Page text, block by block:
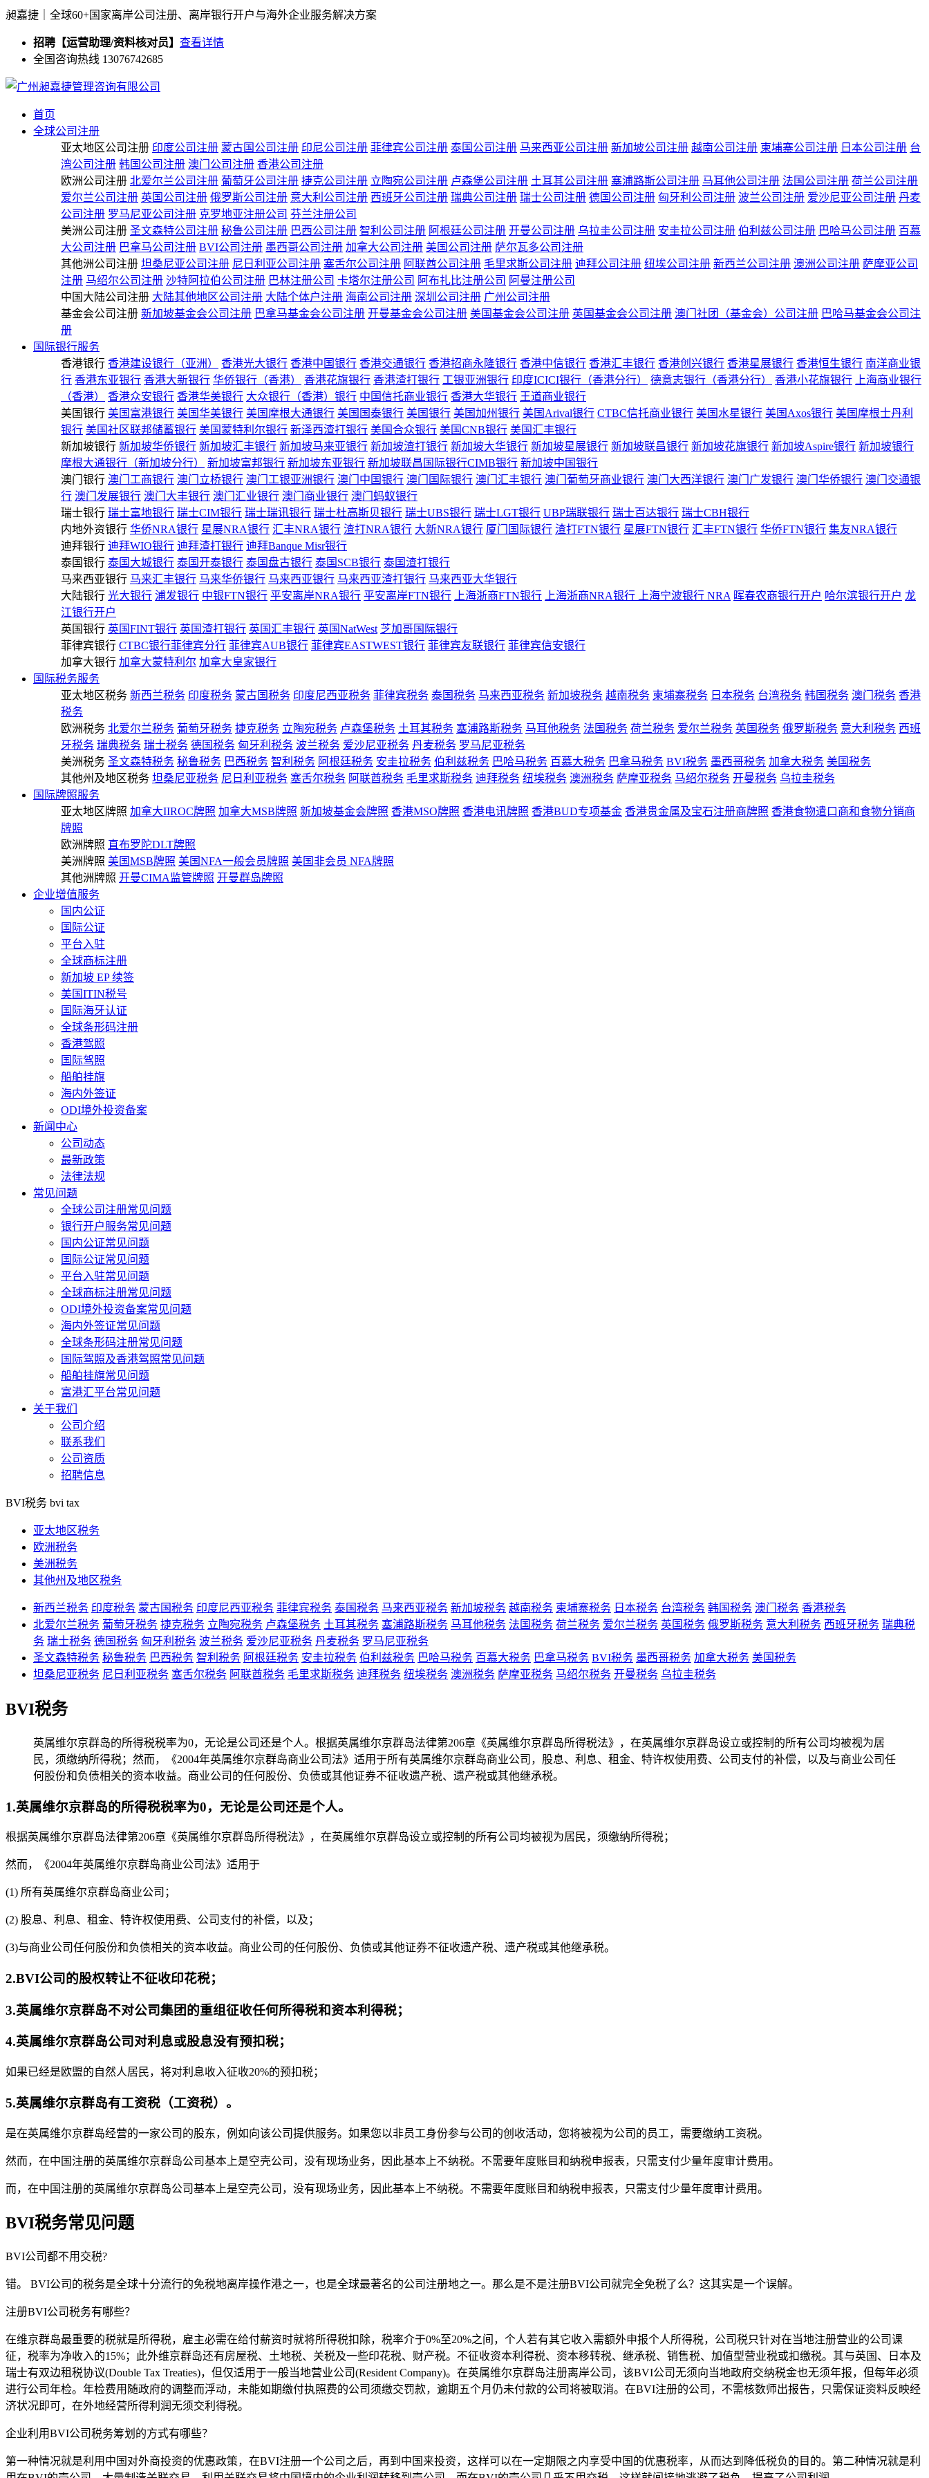
昶嘉捷｜全球60+国家离岸公司注册、离岸银行开户与海外企业服务解决方案
招聘【运营助理/资料核对员】 查看详情
全国咨询热线 13076742685
首页
全球公司注册
亚太地区公司注册 印度公司注册 蒙古国公司注册 印尼公司注册 菲律宾公司注册 泰国公司注册 马来西亚公司注册 新加坡公司注册 越南公司注册 柬埔寨公司注册 日本公司注册 台
湾公司注册 韩国公司注册 澳门公司注册 香港公司注册
欧洲公司注册 北爱尔兰公司注册 葡萄牙公司注册 捷克公司注册 立陶宛公司注册 卢森堡公司注册 土耳其公司注册 塞浦路斯公司注册 马耳他公司注册 法国公司注册 荷兰公司注册
爱尔兰公司注册 英国公司注册 俄罗斯公司注册 意大利公司注册 西班牙公司注册 瑞典公司注册 瑞士公司注册 德国公司注册 匈牙利公司注册 波兰公司注册 爱沙尼亚公司注册 丹麦
公司注册 罗马尼亚公司注册 克罗地亚注册公司 芬兰注册公司
美洲公司注册 圣文森特公司注册 秘鲁公司注册 巴西公司注册 智利公司注册 阿根廷公司注册 开曼公司注册 乌拉圭公司注册 安圭拉公司注册 伯利兹公司注册 巴哈马公司注册 百慕
大公司注册 巴拿马公司注册 BVI公司注册 墨西哥公司注册 加拿大公司注册 美国公司注册 萨尔瓦多公司注册
其他洲公司注册 坦桑尼亚公司注册 尼日利亚公司注册 塞舌尔公司注册 阿联酋公司注册 毛里求斯公司注册 迪拜公司注册 纽埃公司注册 新西兰公司注册 澳洲公司注册 萨摩亚公司
注册 马绍尔公司注册 沙特阿拉伯公司注册 巴林注册公司 卡塔尔注册公司 阿布扎比注册公司 阿曼注册公司
中国大陆公司注册 大陆其他地区公司注册 大陆个体户注册 海南公司注册 深圳公司注册 广州公司注册
基金会公司注册 新加坡基金会公司注册 巴拿马基金会公司注册 开曼基金会公司注册 美国基金会公司注册 英国基金会公司注册 澳门社团（基金会）公司注册 巴哈马基金会公司注
册
国际银行服务
香港银行 香港建设银行（亚洲） 香港光大银行 香港中国银行 香港交通银行 香港招商永隆银行 香港中信银行 香港汇丰银行 香港创兴银行 香港星展银行 香港恒生银行 南洋商业银
行 香港东亚银行 香港大新银行 华侨银行（香港） 香港花旗银行 香港渣打银行 工银亚洲银行 印度ICICI银行（香港分行） 德意志银行（香港分行） 香港小花旗银行
上海商业银行
（香港）
香港众安银行 香港华美银行 大众银行（香港）银行 中国信托商业银行 香港大华银行 王道商业银行
美国银行 美国富港银行 美国华美银行 美国摩根大通银行 美国国泰银行 美国银行 美国加州银行 美国Arival银行 CTBC信托商业银行 美国水星银行 美国Axos银行 美国摩根士丹利
银行 美国社区联邦储蓄银行 美国蒙特利尔银行 新泽西渣打银行 美国合众银行 美国CNB银行 美国汇丰银行
新加坡银行 新加坡华侨银行 新加坡汇丰银行 新加坡马来亚银行 新加坡渣打银行 新加坡大华银行 新加坡星展银行 新加坡联昌银行 新加坡花旗银行 新加坡Aspire银行 新加坡银行
摩根大通银行（新加坡分行）
新加坡富邦银行 新加坡东亚银行 新加坡联昌国际银行CIMB银行 新加坡中国银行
澳门银行 澳门工商银行 澳门立桥银行 澳门工银亚洲银行 澳门中国银行 澳门国际银行 澳门汇丰银行 澳门葡萄牙商业银行 澳门大西洋银行 澳门广发银行 澳门华侨银行 澳门交通银
行 澳门发展银行 澳门大丰银行 澳门汇业银行 澳门商业银行 澳门蚂蚁银行
瑞士银行 瑞士富地银行 瑞士CIM银行 瑞士瑞讯银行 瑞士杜高斯贝银行 瑞士UBS银行 瑞士LGT银行 UBP瑞联银行 瑞士百达银行 瑞士CBH银行
内地外资银行 华侨NRA银行 星展NRA银行 汇丰NRA银行 渣打NRA银行 大新NRA银行 厦门国际银行 渣打FTN银行 星展FTN银行 汇丰FTN银行 华侨FTN银行 集友NRA银行
迪拜银行 迪拜WIO银行 迪拜渣打银行 迪拜Banque Misr银行
泰国银行 泰国大城银行 泰国开泰银行 泰国盘古银行 泰国SCB银行 泰国渣打银行
马来西亚银行 马来汇丰银行 马来华侨银行 马来西亚银行 马来西亚渣打银行 马来西亚大华银行
大陆银行 光大银行 浦发银行 中银FTN银行 平安离岸NRA银行 平安离岸FTN银行 上海浙商FTN银行 上海浙商NRA银行 上海宁波银行 NRA 晖春农商银行开户 哈尔滨银行开户 龙
江银行开户
英国银行 英国FINT银行 英国渣打银行 英国汇丰银行 英国NatWest 芝加哥国际银行
菲律宾银行 CTBC银行菲律宾分行 菲律宾AUB银行 菲律宾EASTWEST银行 菲律宾友联银行 菲律宾信安银行
加拿大银行 加拿大蒙特利尔 加拿大皇家银行
国际税务服务
亚太地区税务 新西兰税务 印度税务 蒙古国税务 印度尼西亚税务 菲律宾税务 泰国税务 马来西亚税务 新加坡税务 越南税务 柬埔寨税务 日本税务 台湾税务 韩国税务 澳门税务 香港
税务
欧洲税务 北爱尔兰税务 葡萄牙税务 捷克税务 立陶宛税务 卢森堡税务 土耳其税务 塞浦路斯税务 马耳他税务 法国税务 荷兰税务 爱尔兰税务 英国税务 俄罗斯税务 意大利税务 西班
牙税务 瑞典税务 瑞士税务 德国税务 匈牙利税务 波兰税务 爱沙尼亚税务 丹麦税务 罗马尼亚税务
美洲税务 圣文森特税务 秘鲁税务 巴西税务 智利税务 阿根廷税务 安圭拉税务 伯利兹税务 巴哈马税务 百慕大税务 巴拿马税务 BVI税务 墨西哥税务 加拿大税务 美国税务
其他州及地区税务 坦桑尼亚税务 尼日利亚税务 塞舌尔税务 阿联酋税务 毛里求斯税务 迪拜税务 纽埃税务 澳洲税务 萨摩亚税务 马绍尔税务 开曼税务 乌拉圭税务
国际牌照服务
亚太地区牌照 加拿大IIROC牌照 加拿大MSB牌照 新加坡基金会牌照 香港MSO牌照 香港电讯牌照 香港BUD专项基金 香港贵金属及宝石注册商牌照 香港食物遣口商和食物分销商
牌照
欧洲牌照 直布罗陀DLT牌照
美洲牌照 美国MSB牌照 美国NFA一般会员牌照 美国非会员 NFA牌照
其他洲牌照 开曼CIMA监管牌照 开曼群岛牌照
企业增值服务
国内公证
国际公证
平台入驻
全球商标注册
新加坡 EP 续签
美国ITIN税号
国际海牙认证
全球条形码注册
香港驾照
国际驾照
船舶挂旗
海内外签证
ODI境外投资备案
新闻中心
公司动态
最新政策
法律法规
常见问题
全球公司注册常见问题
银行开户服务常见问题
国内公证常见问题
国际公证常见问题
平台入驻常见问题
全球商标注册常见问题
ODI境外投资备案常见问题
海内外签证常见问题
全球条形码注册常见问题
国际驾照及香港驾照常见问题
船舶挂旗常见问题
富港汇平台常见问题
关于我们
公司介绍
联系我们
公司资质
招聘信息
BVI税务 bvi tax
亚太地区税务
欧洲税务
美洲税务
其他州及地区税务
新西兰税务 印度税务 蒙古国税务 印度尼西亚税务 菲律宾税务 泰国税务 马来西亚税务 新加坡税务 越南税务 柬埔寨税务 日本税务 台湾税务 韩国税务 澳门税务 香港税务
北爱尔兰税务 葡萄牙税务 捷克税务 立陶宛税务 卢森堡税务 土耳其税务 塞浦路斯税务 马耳他税务 法国税务 荷兰税务 爱尔兰税务 英国税务 俄罗斯税务 意大利税务 西班牙税务 瑞典税
务 瑞士税务 德国税务 匈牙利税务 波兰税务 爱沙尼亚税务 丹麦税务 罗马尼亚税务
圣文森特税务 秘鲁税务 巴西税务 智利税务 阿根廷税务 安圭拉税务 伯利兹税务 巴哈马税务 百慕大税务 巴拿马税务 BVI税务 墨西哥税务 加拿大税务 美国税务
坦桑尼亚税务 尼日利亚税务 塞舌尔税务 阿联酋税务 毛里求斯税务 迪拜税务 纽埃税务 澳洲税务 萨摩亚税务 马绍尔税务 开曼税务 乌拉圭税务
BVI税务
英属维尔京群岛的所得税税率为0，无论是公司还是个人。根据英属维尔京群岛法律第206章《英属维尔京群岛所得税法》，在英属维尔京群岛设立或控制的所有公司均被视为居
民，须缴纳所得税；然而，《2004年英属维尔京群岛商业公司法》适用于所有英属维尔京群岛商业公司，股息、利息、租金、特许权使用费、公司支付的补偿，以及与商业公司任
何股份和负债相关的资本收益。商业公司的任何股份、负债或其他证券不征收遗产税、遗产税或其他继承税。
1.英属维尔京群岛的所得税税率为0，无论是公司还是个人。
根据英属维尔京群岛法律第206章《英属维尔京群岛所得税法》，在英属维尔京群岛设立或控制的所有公司均被视为居民，须缴纳所得税；
然而，《2004年英属维尔京群岛商业公司法》适用于
(1) 所有英属维尔京群岛商业公司；
(2) 股息、利息、租金、特许权使用费、公司支付的补偿，以及；
(3)与商业公司任何股份和负债相关的资本收益。商业公司的任何股份、负债或其他证券不征收遗产税、遗产税或其他继承税。
2.BVI公司的股权转让不征收印花税；
3.英属维尔京群岛不对公司集团的重组征收任何所得税和资本利得税；
4.英属维尔京群岛公司对利息或股息没有预扣税；
如果已经是欧盟的自然人居民，将对利息收入征收20%的预扣税；
5.英属维尔京群岛有工资税（工资税）。
是在英属维尔京群岛经营的一家公司的股东，例如向该公司提供服务。如果您以非员工身份参与公司的创收活动，您将被视为公司的员工，需要缴纳工资税。
然而，在中国注册的英属维尔京群岛公司基本上是空壳公司，没有现场业务，因此基本上不纳税。不需要年度账目和纳税申报表，只需支付少量年度审计费用。
而，在中国注册的英属维尔京群岛公司基本上是空壳公司，没有现场业务，因此基本上不纳税。不需要年度账目和纳税申报表，只需支付少量年度审计费用。
BVI税务常见问题
BVI公司都不用交税?
错。 BVI公司的税务是全球十分流行的免税地离岸操作港之一，也是全球最著名的公司注册地之一。那么是不是注册BVI公司就完全免税了么？这其实是一个误解。
注册BVI公司税务有哪些？
在维京群岛最重要的税就是所得税，雇主必需在给付薪资时就将所得税扣除，税率介于0%至20%之间，个人若有其它收入需额外申报个人所得税，公司税只针对在当地注册营业的公司课
征，税率为净收入的15%；此外维京群岛还有房屋税、土地税、关税及一些印花税、财产税。不征收资本利得税、资本移转税、继承税、销售税、加值型营业税或扣缴税。其与英国、日本及
瑞士有双边租税协议(Double Tax Treaties)，但仅适用于一般当地营业公司(Resident Company)。在英属维尔京群岛注册离岸公司，该BVI公司无须向当地政府交纳税金也无须年报，但每年必须
进行公司年检。年检费用随政府的调整而浮动，未能如期缴付执照费的公司须缴交罚款，逾期五个月仍未付款的公司将被取消。在BVI注册的公司，不需核数师出报告，只需保证资料反映经
济状况即可，在外地经营所得利润无须交利得税。
企业利用BVI公司税务筹划的方式有哪些？
第一种情况就是利用中国对外商投资的优惠政策，在BVI注册一个公司之后，再到中国来投资，这样可以在一定期限之内享受中国的优惠税率，从而达到降低税负的目的。第二种情况就是利